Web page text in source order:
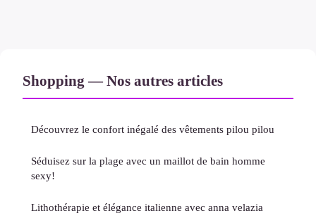
Shopping — Nos autres articles
Découvrez le confort inégalé des vêtements pilou pilou
Séduisez sur la plage avec un maillot de bain homme
sexy!
Lithothérapie et élégance italienne avec anna velazia